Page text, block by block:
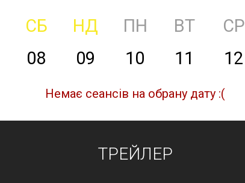
СБ НД ПН ВТ СР
08 09 10 11 12
Немає сеансів на обрану дату :(
ТРЕЙЛЕР